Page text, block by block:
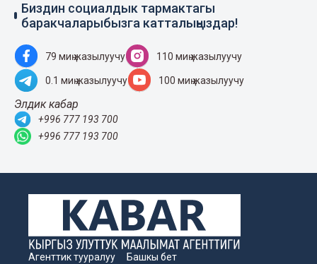
Биздин социалдык тармактагы
баракчаларыбызга катталыңыздар!
79 миң жазылуучу 110 миң жазылуучу
0.1 миң жазылуучу 100 миң жазылуучу
Элдик кабар
+996 777 193 700
+996 777 193 700
Агенттик тууралуу
Башкы бет